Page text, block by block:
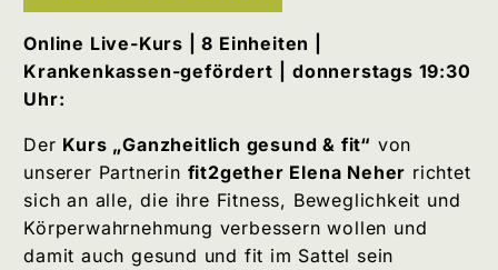
Online Live-Kurs | 8 Einheiten |
Krankenkassen-gefördert
| donnerstags 19:30
Uhr:
Der Kurs „Ganzheitlich gesund & fit“ von
unserer Partnerin fit2gether Elena Neher richtet
sich an alle, die ihre Fitness, Beweglichkeit und
Körperwahrnehmung verbessern wollen und
damit auch gesund und fit im Sattel sein